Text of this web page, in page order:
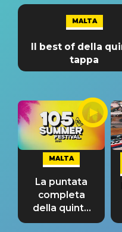
MALTA
Il best of della
tappa
MALTA
La puntata
completa
della quinta
tappa